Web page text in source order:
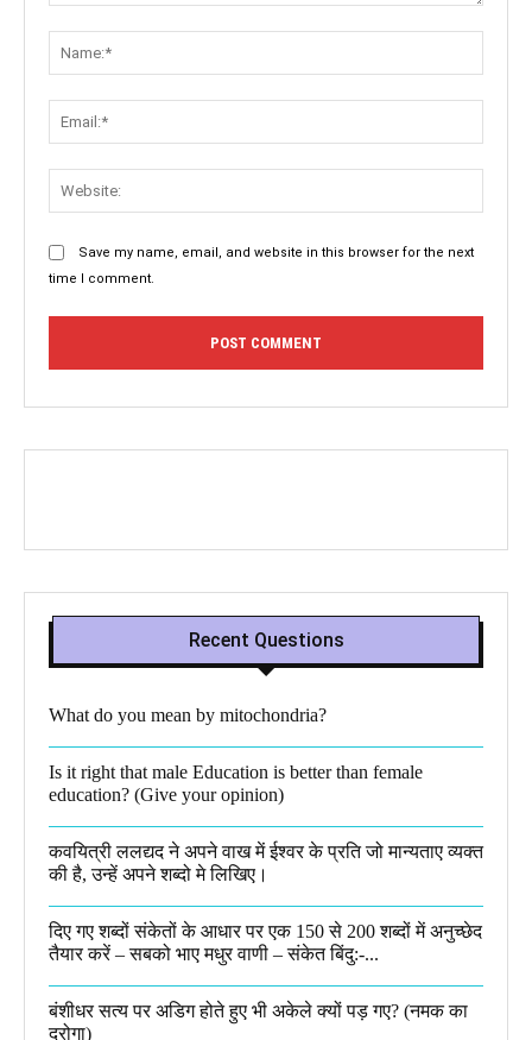
Save my name, email, and website in this browser for the next
time I comment.
Recent Questions
What do you mean by mitochondria?​
Is it right that male Education is better than female
education? (Give your opinion)
कवयित्री ललद्यद ने अपने वाख में ईश्वर के प्रति जो मान्यताए व्यक्त
की है, उन्हें अपने शब्दो मे लिखिए।
दिए गए शब्दों संकेतों के आधार पर एक 150 से 200 शब्दों में अनुच्छेद
तैयार करें – सबको भाए मधुर वाणी – संकेत बिंदु:-...
बंशीधर सत्य पर अडिग होते हुए भी अकेले क्यों पड़ गए? (नमक का
दरोगा)